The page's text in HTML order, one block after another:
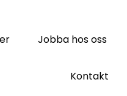
Jobba hos oss
Kontakt